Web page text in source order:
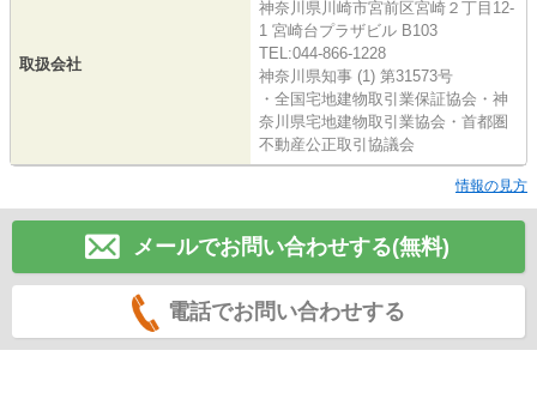
取扱会社
神奈川県川崎市宮前区宮崎２丁目12-
1 宮崎台プラザビル B103
TEL:044-866-1228
神奈川県知事 (1) 第31573号
・全国宅地建物取引業保証協会・神
奈川県宅地建物取引業協会・首都圏
不動産公正取引協議会
情報の見方
メールでお問い合わせする(無料)
電話でお問い合わせする